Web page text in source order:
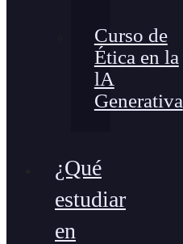
Curso de
Ética en la
lA
Generativa
¿Qué
estudiar
en